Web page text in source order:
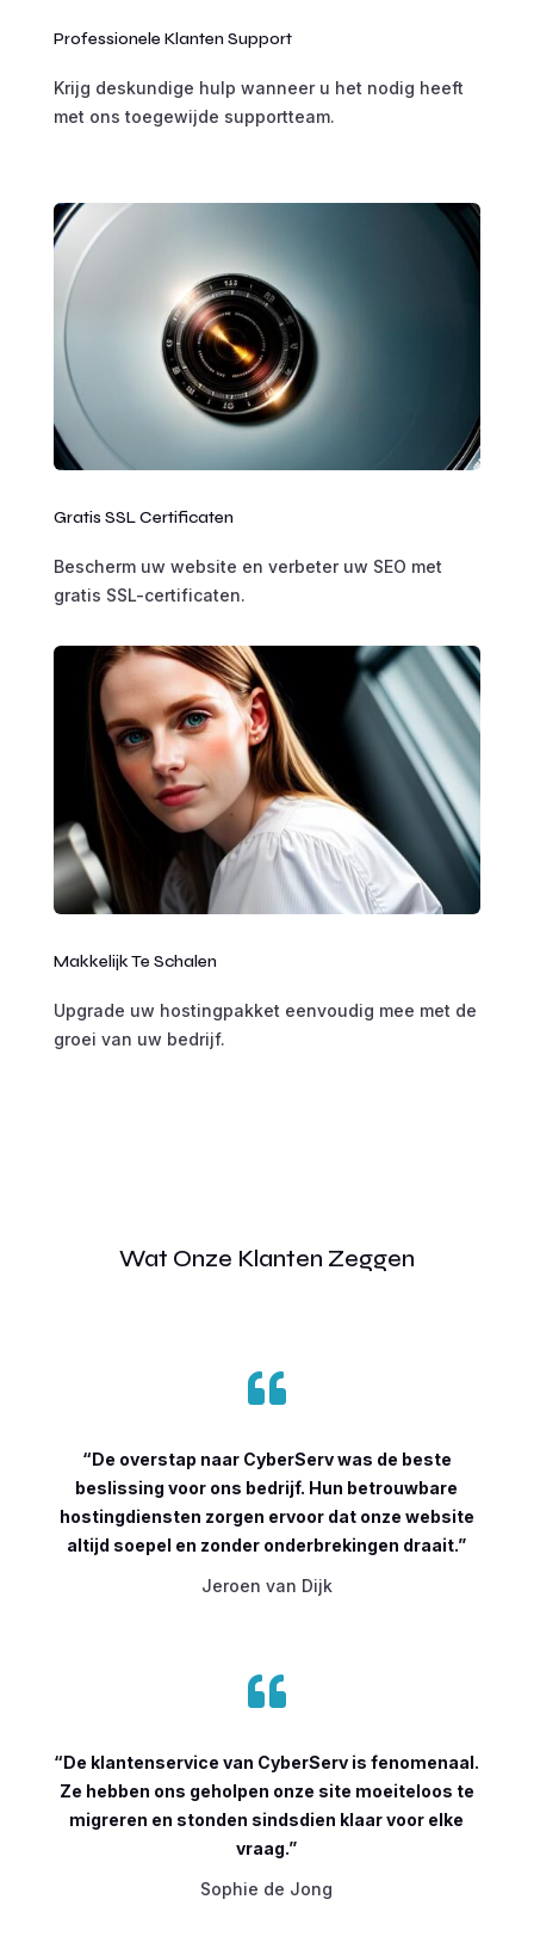
Professionele Klanten Support
Krijg deskundige hulp wanneer u het nodig heeft
met ons toegewijde supportteam.
Gratis SSL Certificaten
Bescherm uw website en verbeter uw SEO met
gratis SSL-certificaten.
Makkelijk Te Schalen
Upgrade uw hostingpakket eenvoudig mee met de
groei van uw bedrijf.
Wat Onze Klanten Zeggen

“De overstap naar CyberServ was de beste
beslissing voor ons bedrijf. Hun betrouwbare
hostingdiensten zorgen ervoor dat onze website
altijd soepel en zonder onderbrekingen draait.”
Jeroen van Dijk

“De klantenservice van CyberServ is fenomenaal.
Ze hebben ons geholpen onze site moeiteloos te
migreren en stonden sindsdien klaar voor elke
vraag.”
Sophie de Jong